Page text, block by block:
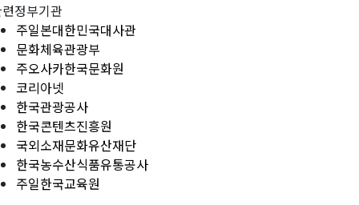
정부기관
주일본대한민국대사관
문화체육관광부
주오사카한국문화원
코리아넷
한국관광공사
한국콘텐츠진흥원
국외소재문화유산재단
한국농수산식품유통공사
주일한국교육원